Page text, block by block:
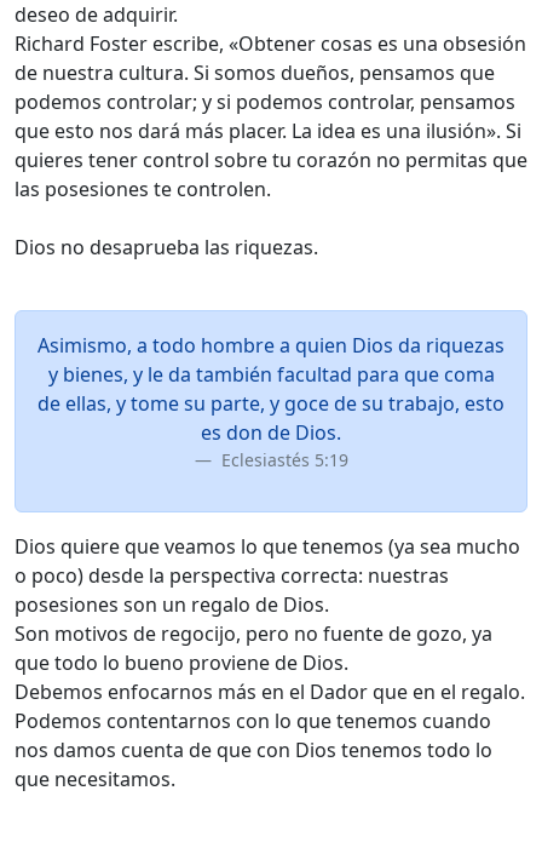
deseo de adquirir.
Richard Foster escribe, «Obtener cosas es una obsesión
de nuestra cultura. Si somos dueños, pensamos que
podemos controlar; y si podemos controlar, pensamos
que esto nos dará más placer. La idea es una ilusión». Si
quieres tener control sobre tu corazón no permitas que
las posesiones te controlen.
Dios no desaprueba las riquezas.
Asimismo, a todo hombre a quien Dios da riquezas
y bienes, y le da también facultad para que coma
de ellas, y tome su parte, y goce de su trabajo, esto
es don de Dios.
Eclesiastés 5:19
Dios quiere que veamos lo que tenemos (ya sea mucho
o poco) desde la perspectiva correcta: nuestras
posesiones son un regalo de Dios.
Son motivos de regocijo, pero no fuente de gozo, ya
que todo lo bueno proviene de Dios.
Debemos enfocarnos más en el Dador que en el regalo.
Podemos contentarnos con lo que tenemos cuando
nos damos cuenta de que con Dios tenemos todo lo
que necesitamos.